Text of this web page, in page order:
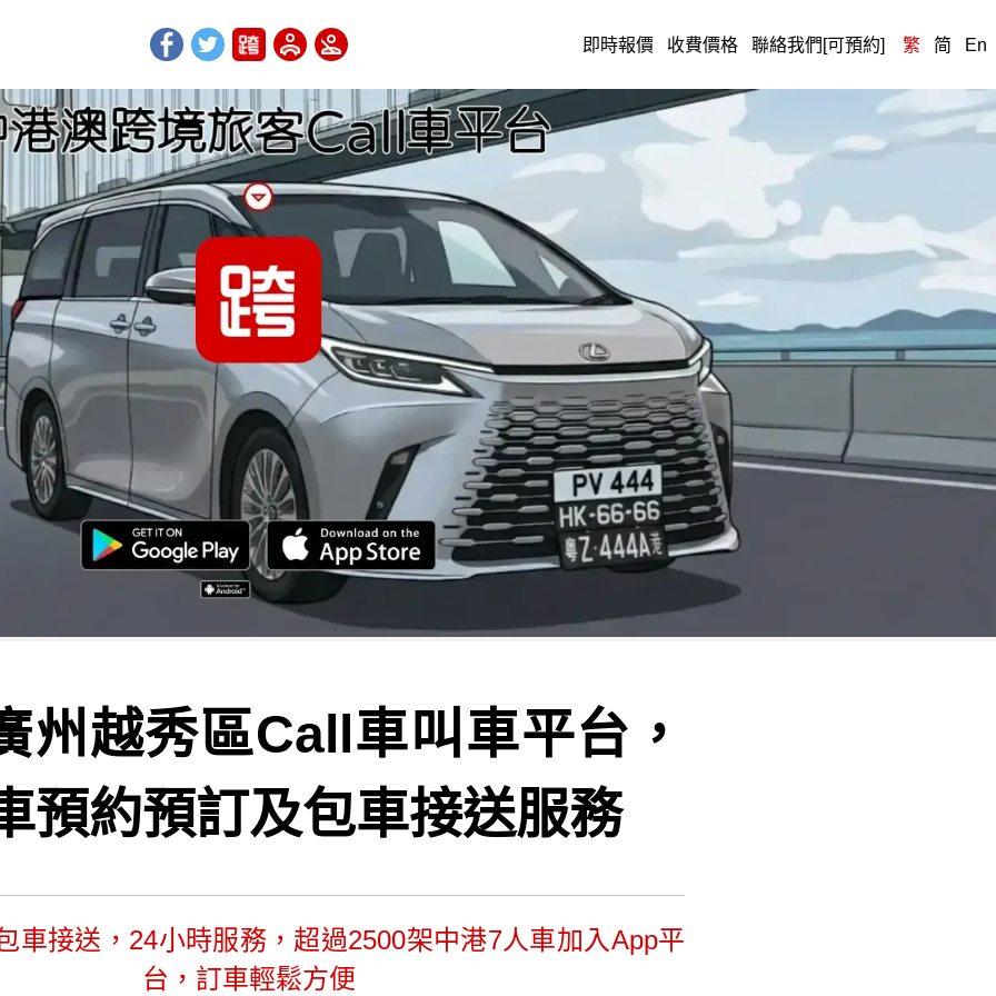
即時報價 收費價格 聯絡我們[可預約] 繁 简 En
州越秀區Call車叫車平台，
預約預訂及包車接送服務
車接送，24小時服務，超過2500架中港7人車加入App平
台，訂車輕鬆方便